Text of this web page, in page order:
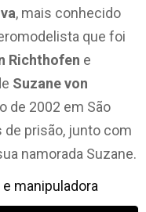
, mais conhecido
que foi
Richthofen e
Suzane von
de 2002 em São
de prisão, junto com
namorada Suzane.
manipuladora